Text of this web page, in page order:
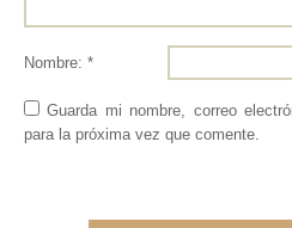
Nombre: *
Guarda mi nombre, correo
para la próxima vez que comente.